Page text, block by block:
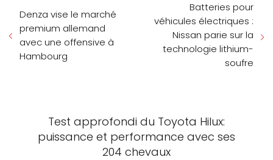
Denza vise le marché
premium allemand
avec une offensive à
Hambourg
Batteries pour
véhicules électriques :
Nissan parie sur la
technologie lithium-
soufre
Test approfondi du Toyota Hilux:
puissance et performance avec ses
204 chevaux